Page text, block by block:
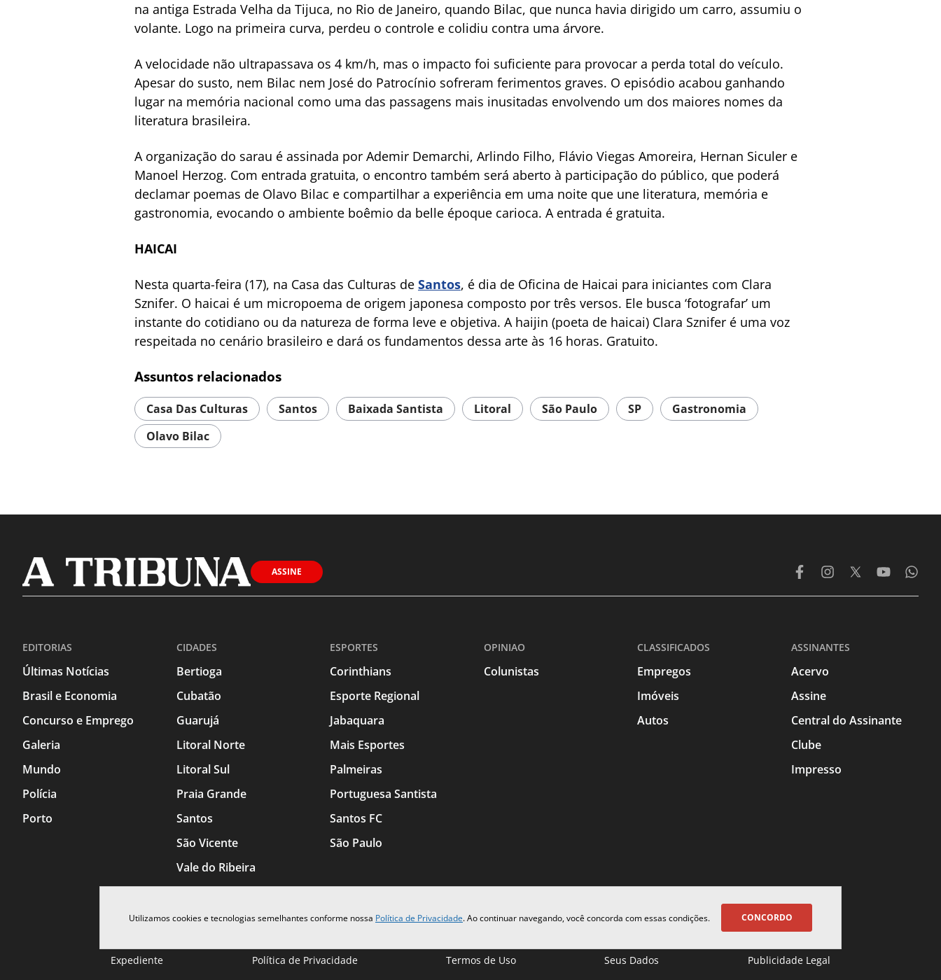
na antiga Estrada Velha da Tijuca, no Rio de Janeiro, quando Bilac, que nunca havia dirigido um carro, assumiu o
volante. Logo na primeira curva, perdeu o controle e colidiu contra uma árvore.
A velocidade não ultrapassava os 4 km/h, mas o impacto foi suficiente para provocar a perda total do veículo.
Apesar do susto, nem Bilac nem José do Patrocínio sofreram ferimentos graves. O episódio acabou ganhando
lugar na memória nacional como uma das passagens mais inusitadas envolvendo um dos maiores nomes da
literatura brasileira.
A organização do sarau é assinada por Ademir Demarchi, Arlindo Filho, Flávio Viegas Amoreira, Hernan Siculer e
Manoel Herzog. Com entrada gratuita, o encontro também será aberto à participação do público, que poderá
declamar poemas de Olavo Bilac e compartilhar a experiência em uma noite que une literatura, memória e
gastronomia, evocando o ambiente boêmio da belle époque carioca. A entrada é gratuita.
HAICAI
Nesta quarta-feira (17), na Casa das Culturas de Santos, é dia de Oficina de Haicai para iniciantes com Clara
Sznifer. O haicai é um micropoema de origem japonesa composto por três versos. Ele busca ‘fotografar’ um
instante do cotidiano ou da natureza de forma leve e objetiva. A haijin (poeta de haicai) Clara Sznifer é uma voz
respeitada no cenário brasileiro e dará os fundamentos dessa arte às 16 horas. Gratuito.
Assuntos relacionados
Casa Das Culturas Santos Baixada Santista Litoral São Paulo SP
Gastronomia
Olavo Bilac
Utilizamos cookies e tecnologias semelhantes conforme nossa Política de Privacidade. Ao continuar navegando, você concorda com essas condições. CONCORDO
ASSINE
EDITORIAS
Últimas Notícias
Brasil e Economia
Concurso e Emprego
Galeria
Mundo
Polícia
Porto
CIDADES
Bertioga
Cubatão
Guarujá
Litoral Norte
Litoral Sul
Praia Grande
Santos
São Vicente
Vale do Ribeira
ESPORTES
Corinthians
Esporte Regional
Jabaquara
Mais Esportes
Palmeiras
Portuguesa Santista
Santos FC
São Paulo
OPINIAO
Colunistas
CLASSIFICADOS
Empregos
Imóveis
Autos
ASSINANTES
Acervo
Assine
Central do Assinante
Clube
Impresso
Expediente Política de Privacidade Termos de Uso Seus Dados Publicidade Legal